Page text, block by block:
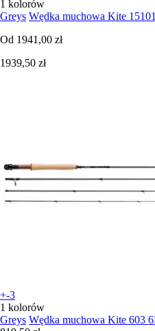
1 kolorów
Greys Wędka muchowa Kite
Od 1941,00 zł
1939,50 zł
+-3
1 kolorów
Greys Wędka muchowa Kite 603